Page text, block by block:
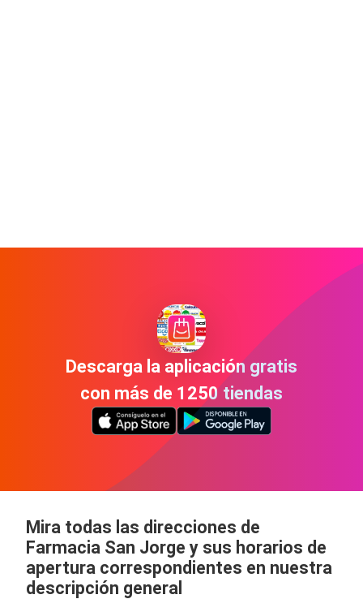
Descarga la aplicación gratis
con más de 1250 tiendas
Mira todas las direcciones de
Farmacia San Jorge y sus horarios de
apertura correspondientes en nuestra
descripción general